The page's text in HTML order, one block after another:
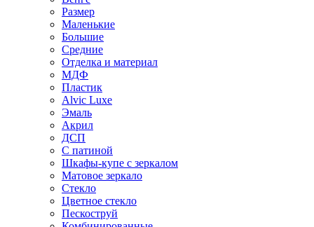
Размер
Маленькие
Большие
Средние
Отделка и материал
МДФ
Пластик
Alvic Luxe
Эмаль
Акрил
ДСП
С патиной
Шкафы-купе с зеркалом
Матовое зеркало
Стекло
Цветное стекло
Пескоструй